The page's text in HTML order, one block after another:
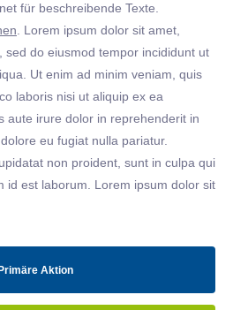
für beschreibende Texte.
. Lorem ipsum dolor sit amet,
sed do eiusmod tempor incididunt ut
Ut enim ad minim veniam, quis
laboris nisi ut aliquip ex ea
aute irure dolor in reprehenderit in
eu fugiat nulla pariatur.
non proident, sunt in culpa qui
id est laborum. Lorem ipsum dolor sit
Primäre Aktion